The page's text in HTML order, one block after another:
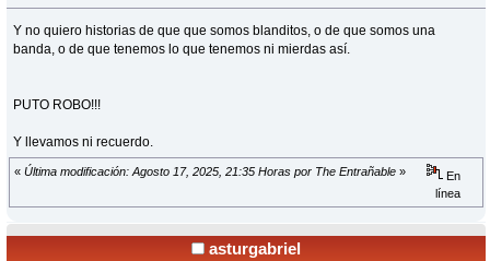
Y no quiero historias de que que somos blanditos, o de que somos una
banda, o de que tenemos lo que tenemos ni mierdas así.
PUTO ROBO!!!
Y llevamos ni recuerdo.
« Última modificación: Agosto 17, 2025, 21:35 Horas por The Entrañable »
En
línea
asturgabriel